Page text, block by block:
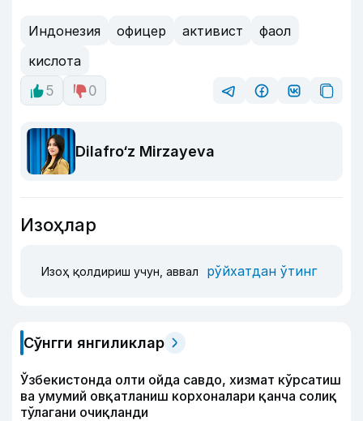
Индонезия офицер активист
фаол
кислота
5
0
Dilafro‘z Mirzayeva
Изоҳлар
Изоҳ қолдириш учун, аввал рўйхатдан ўтинг
Сўнгги янгиликлар
Ўзбекистонда олти ойда савдо, хизмат кўрсатиш
ва умумий овқатланиш корхоналари қанча солиқ
тўлагани очиқланди